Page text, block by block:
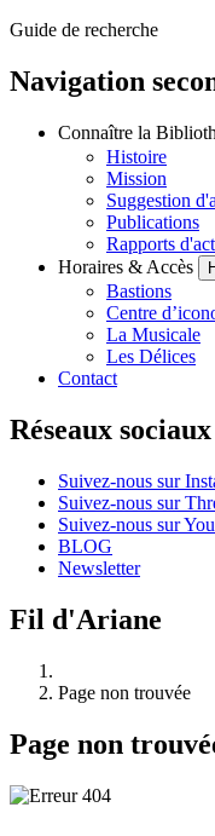
Guide de recherche
Navigation
Connaître la
Histoire
Mission
Suggestion
Publications
Rapports
Horaires & Accès
Bastions
Centre
La Musicale
Les Délices
Contact
Réseaux sociaux
Suivez-nous sur
Suivez-nous sur
Suivez-nous sur
BLOG
Newsletter
Fil d'Ariane
Page non trouvée
Page non